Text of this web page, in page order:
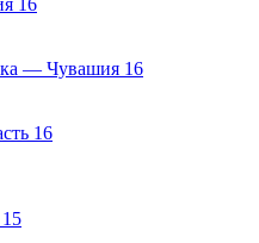
16
— Чувашия 16
16
15